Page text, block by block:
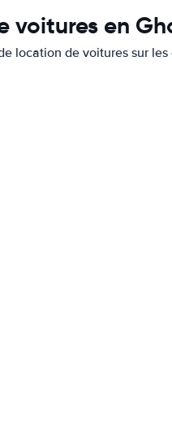
voitures en
location de voitures sur